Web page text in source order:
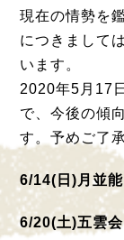
現在の情勢を
につきまして
います。
2020年5月17
で、今後の傾
す。予めご了
6/14(日)月
6/20(土)五雲